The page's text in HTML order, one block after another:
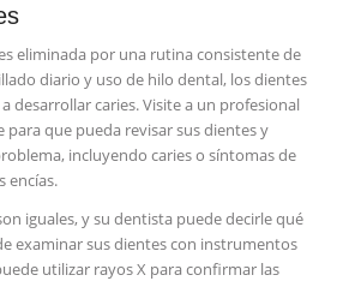
eliminada por una rutina consistente de
diario y uso de hilo dental, los dientes
desarrollar caries. Visite a un profesional
que pueda revisar sus dientes y
incluyendo caries o síntomas de
encías.
iguales, y su dentista puede decirle qué
examinar sus dientes con instrumentos
utilizar rayos X para confirmar las